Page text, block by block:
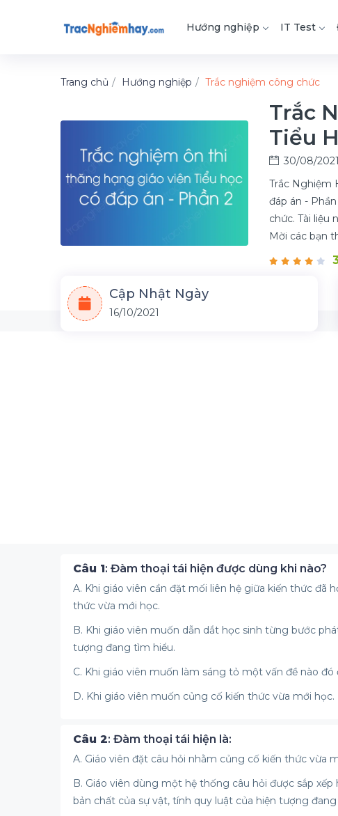
Hướng nghiệp IT Test
Trang chủ Hướng nghiệp Trắc nghiệm công chức
Trắc
Tiểu
30/08/2021
Trắc Nghiệm
đáp án -
chức. Tài liệu
Mời các bạn
Cập Nhật Ngày
16/10/2021
Câu 1: Đàm thoại tái hiện được dùng khi nào?
A. Khi giáo viên cần đặt mối liên hệ giữa kiến thức đã
thức vừa mới học.
B. Khi giáo viên muốn dẫn dắt học sinh từng bước
tượng đang tìm hiểu.
C. Khi giáo viên muốn làm sáng tỏ một vấn đề nào đó
D. Khi giáo viên muốn củng cố kiến thức vừa mới học.
Câu 2: Đàm thoại tái hiện là:
A. Giáo viên đặt câu hỏi nhằm củng cố kiến thức vừa
B. Giáo viên dùng một hệ thống câu hỏi được sắp
bản chất của sự vật, tính quy luật của hiện tượng